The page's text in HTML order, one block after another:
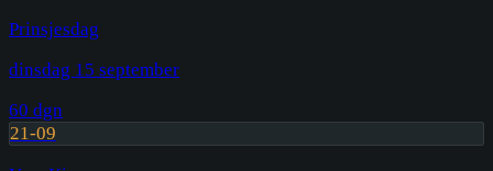
Prinsjesdag
dinsdag 15 september
60 dgn
21-09